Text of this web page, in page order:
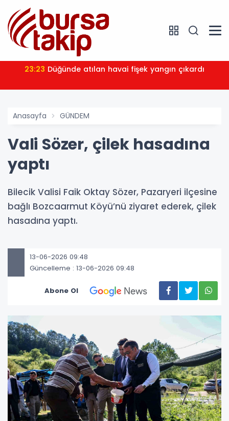
23:23 Düğünde atılan havai fişek yangın çıkardı
Anasayfa GÜNDEM
Vali Sözer, çilek hasadına
yaptı
Bilecik Valisi Faik Oktay Sözer, Pazaryeri ilçesine
bağlı Bozcaarmut Köyü’nü ziyaret ederek, çilek
hasadına yaptı.
13-06-2026 09:48
Güncelleme : 13-06-2026 09:48
Abone Ol